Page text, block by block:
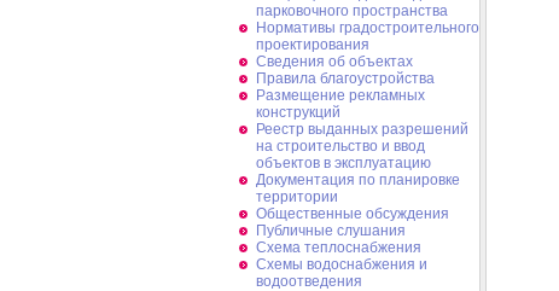
парковочного пространства
Нормативы градостроительного
проектирования
Сведения об объектах
Правила благоустройства
Размещение рекламных
конструкций
Реестр выданных разрешений
на строительство и ввод
объектов в эксплуатацию
Документация по планировке
территории
Общественные обсуждения
Публичные слушания
Схема теплоснабжения
Схемы водоснабжения и
водоотведения